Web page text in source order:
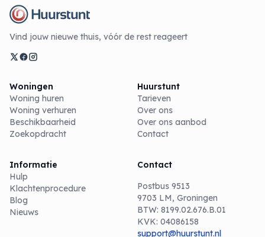
Vind jouw nieuwe thuis, vóór de rest reageert
Woningen
Woning huren
Woning verhuren
Beschikbaarheid
Zoekopdracht
Huurstunt
Tarieven
Over ons
Over ons aanbod
Contact
Informatie
Hulp
Klachtenprocedure
Blog
Nieuws
Contact
Postbus 9513
9703 LM, Groningen
BTW: 8199.02.676.B.01
KVK: 04086158
support@huurstunt.nl